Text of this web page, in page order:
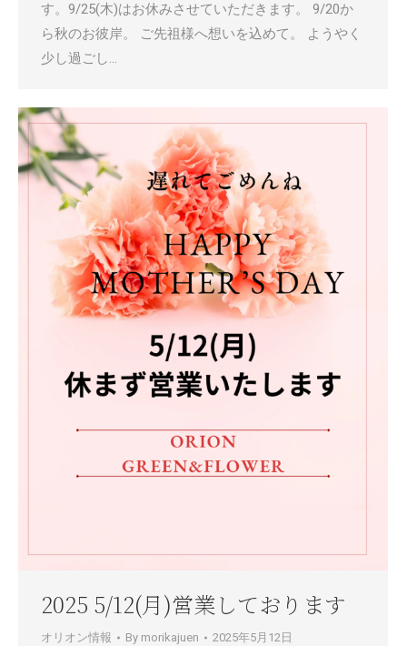
す。9/25(木)はお休みさせていただきます。 9/20か
ら秋のお彼岸。 ご先祖様へ想いを込めて。 ようやく
少し過ごし…
2025 5/12(月)営業しております
オリオン情報 By morikajuen 2025年5月12日